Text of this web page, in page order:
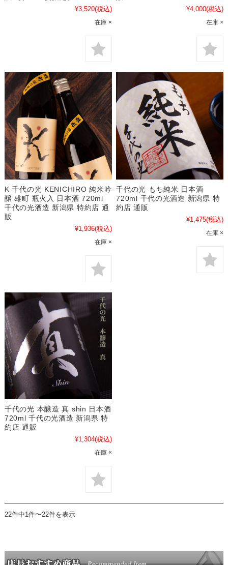
¥3,520(税込)
在庫 ×
¥4,000(税込)
在庫 ×
K 千代の光 KENICHIRO 純米吟
醸 雄町 瓶火入 日本酒 720ml
千代の光酒造 新潟県 特約店 通
販
¥1,936(税込)
在庫 ×
千代の光 もち純米 日本酒
720ml 千代の光酒造 新潟県 特
約店 通販
¥1,475(税込)
在庫 ×
千代の光 本醸造 真 shin 日本酒
720ml 千代の光酒造 新潟県 特
約店 通販
¥1,304(税込)
在庫 ×
22件中1件〜22件を表示